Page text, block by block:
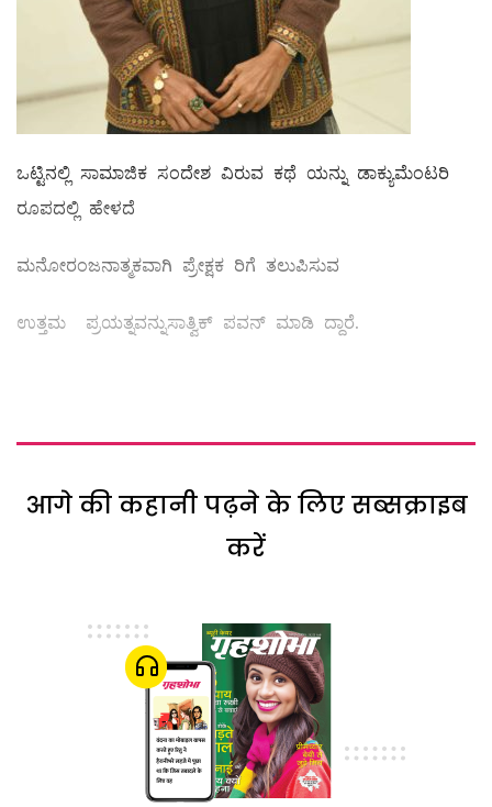
ಒಟ್ಟಿನಲ್ಲಿ ಸಾಮಾಜಿಕ ಸಂದೇಶ ವಿರುವ ಕಥೆ ಯನ್ನು ಡಾಕ್ಯುಮೆಂಟರಿ
ರೂಪದಲ್ಲಿ ಹೇಳದೆ
ಮನೋರಂಜನಾತ್ಮಕವಾಗಿ ಪ್ರೇಕ್ಷಕ ರಿಗೆ ತಲುಪಿಸುವ
ಉತ್ತಮ ಪ್ರಯತ್ನವನ್ನುಸಾತ್ವಿಕ್ ಪವನ್ ಮಾಡಿ ದ್ದಾರೆ.
आगे की कहानी पढ़ने के लिए सब्सक्राइब
करें